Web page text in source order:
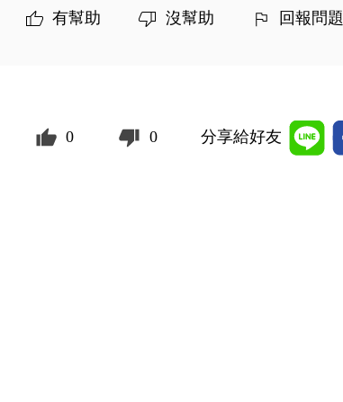
有幫助 沒幫助 回報問題
0 0 分享給好友